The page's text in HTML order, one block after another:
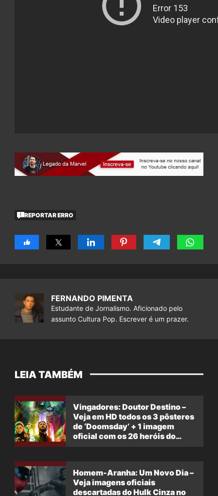
REPORTAR ERRO
FERNANDO PIMENTA
Estudante de Jornalismo. Aficionado pelo
assunto Cultura Pop. Escrever é um prazer.
LEIA TAMBÉM
Vingadores: Doutor Destino –
Veja em HD todos os 3 pôsteres
de ‘Doomsday’ + 1 imagem
oficial com os 26 heróis do
Homem-Aranha: Um Novo Dia –
Veja imagens oficiais
descartadas do Hulk Cinza no